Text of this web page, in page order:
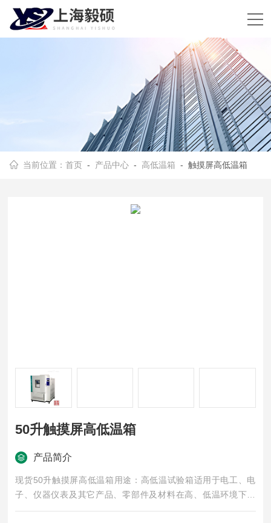
当前位置：首页 - 产品中心 - 高低温箱 - 触摸屏高低温箱
50升触摸屏高低温箱
产品简介
现货50升触摸屏高低温箱用途：高低温试验箱适用于电工、电
子、仪器仪表及其它产品、零部件及材料在高、低温环境下贮
存、运输、使用时的适应性试验。